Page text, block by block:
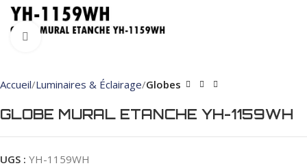
Click to enlarge
Accueil Luminaires & Éclairage Globes
GLOBE MURAL ETANCHE YH-1159WH
UGS : YH-1159WH